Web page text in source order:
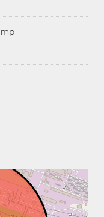
mp